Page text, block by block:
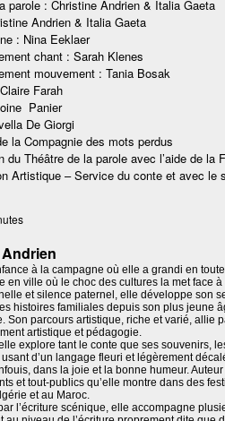
parole : Christine Andrien & Italia Gaeta
Andrien & Italia Gaeta
: Nina Eeklaer
chant : Sarah Klenes
mouvement : Tania Bosak
Farah
Panier
De Giorgi
la Compagnie des mots perdus
du Théâtre de la parole avec l’aide de la
Artistique – Service du conte et avec le
à la campagne où elle a grandi en
en ville où le choc des cultures la met face
et silence paternel, elle développe son
histoires familiales depuis son plus jeune
Son parcours artistique, riche et varié, allie
artistique et pédagogie.
explore tant le conte que ses souvenirs,
d’un langage fleuri et légèrement
dans la joie et la bonne humeur.
et tout-publics qu’elle montre dans des
et au Maroc.
l’écriture scénique, elle accompagne